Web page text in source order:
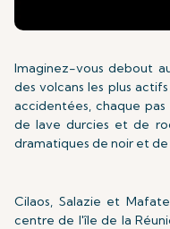
Imaginez-vous debout
des volcans les plus
accidentées, chaque
de lave durcies et de
dramatiques de noir et
Cilaos, Salazie et
centre de l'île de la